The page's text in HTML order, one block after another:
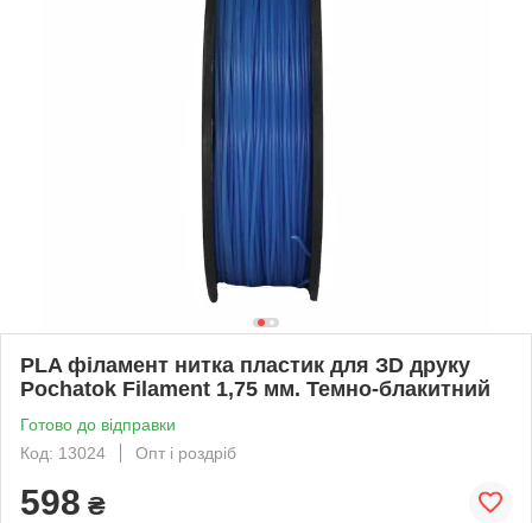
PLA філамент нитка пластик для ЗD друку
Pochatok Filament 1,75 мм. Темно-блакитний
Готово до відправки
Код: 13024
Опт і роздріб
598 ₴